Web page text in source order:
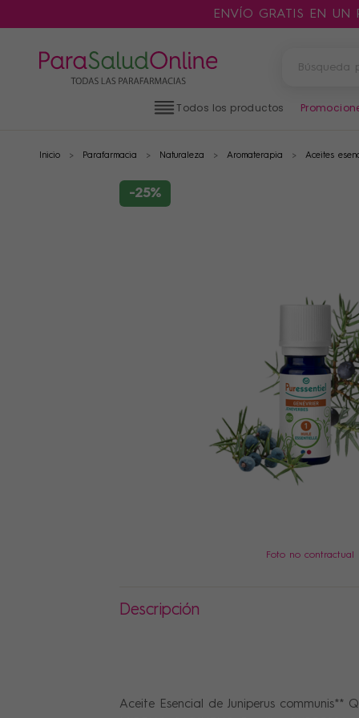
ENVÍO GRATIS EN UN
Todos los productos
Inicio Parafarmacia Naturaleza Aromaterapia Aceites
-25%
Foto no contractual
Descripción
Aceite Esencial de Juniperus communis**